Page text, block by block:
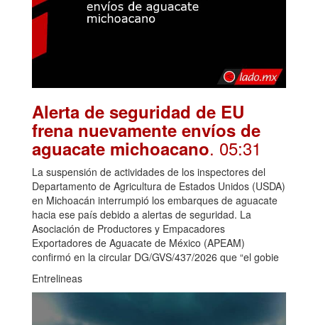
Alerta de seguridad de EU
frena nuevamente envíos de
aguacate michoacano. 05:31
La suspensión de actividades de los inspectores del
Departamento de Agricultura de Estados Unidos (USDA)
en Michoacán interrumpió los embarques de aguacate
hacia ese país debido a alertas de seguridad. La
Asociación de Productores y Empacadores
Exportadores de Aguacate de México (APEAM)
confirmó en la circular DG/GVS/437/2026 que “el gobie
Entrelineas